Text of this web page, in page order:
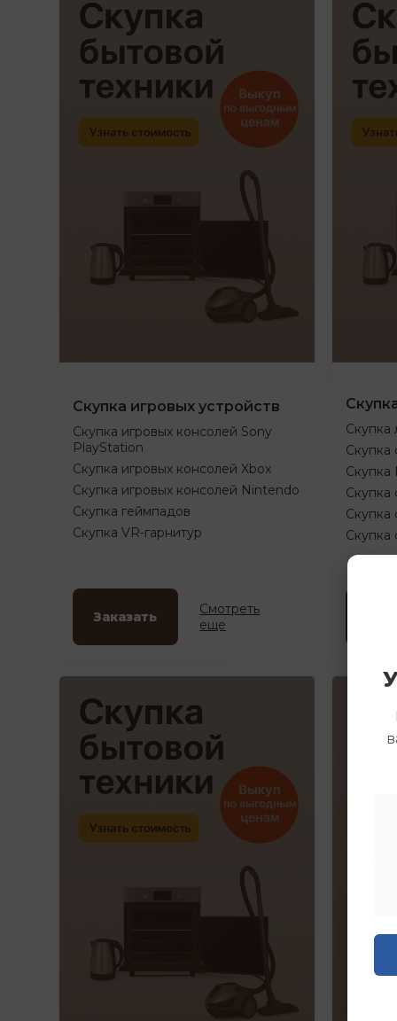
Скупка игровых устройств
Скупка игровых консолей Sony
PlayStation
Скупка игровых консолей Xbox
Скупка игровых консолей Nintendo
Скупка геймпадов
Скупка VR-гарнитур
Заказать
Смотреть
еще
Скупка
Скупка
Скупка
Скупка
Скупка